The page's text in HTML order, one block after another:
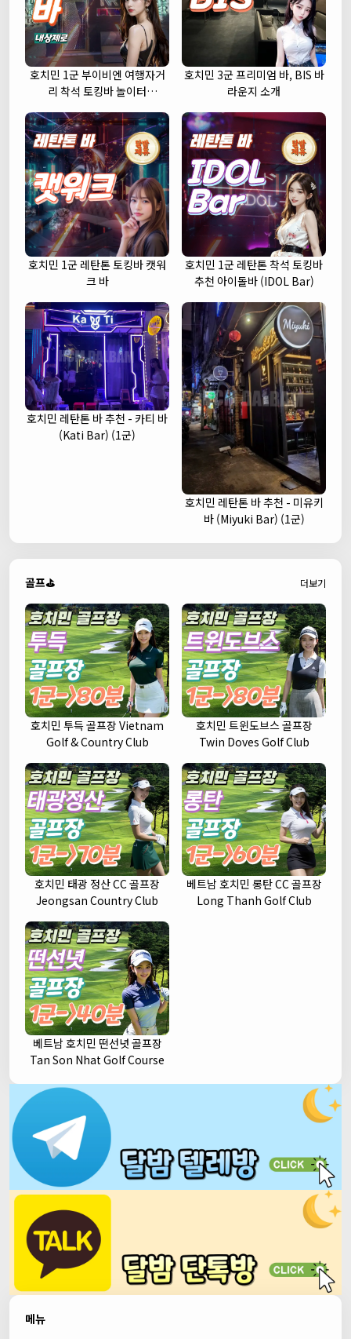
호치민 1군 부이비엔 여행자거
리 착석 토킹바 놀이터
호치민 3군 프리미엄 바, BIS 바
라운지 소개
호치민 1군 레탄톤 토킹바 캣워
크 바
호치민 1군 레탄톤 착석 토킹바
추천 아이돌바 (IDOL Bar)
호치민 레탄톤 바 추천 - 카티 바
(Kati Bar) (1군)
호치민 레탄톤 바 추천 - 미유키
바 (Miyuki Bar) (1군)
골프⛳ 더보기
호치민 투득 골프장 Vietnam
Golf & Country Club
호치민 트윈도브스 골프장
Twin Doves Golf Club
호치민 태광 정산 CC 골프장
Jeongsan Country Club
베트남 호치민 롱탄 CC 골프장
Long Thanh Golf Club
베트남 호치민 떤선녓 골프장
Tan Son Nhat Golf Course
메뉴